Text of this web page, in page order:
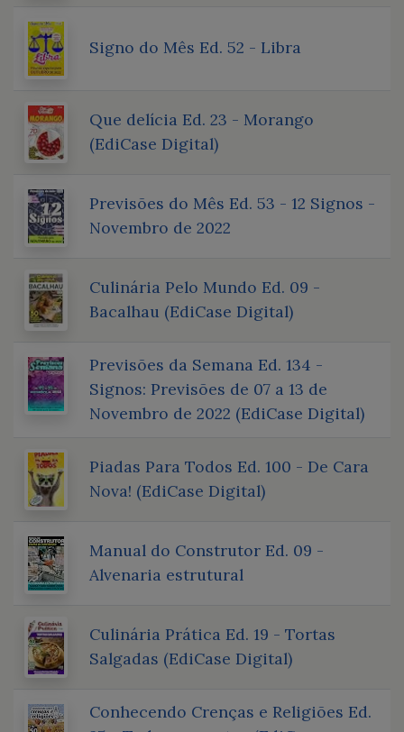
Signo do Mês Ed. 52 - Libra
Que delícia Ed. 23 - Morango
(EdiCase Digital)
Previsões do Mês Ed. 53 - 12 Signos -
Novembro de 2022
Culinária Pelo Mundo Ed. 09 -
Bacalhau (EdiCase Digital)
Previsões da Semana Ed. 134 -
Signos: Previsões de 07 a 13 de
Novembro de 2022 (EdiCase Digital)
Piadas Para Todos Ed. 100 - De Cara
Nova! (EdiCase Digital)
Manual do Construtor Ed. 09 -
Alvenaria estrutural
Culinária Prática Ed. 19 - Tortas
Salgadas (EdiCase Digital)
Conhecendo Crenças e Religiões Ed.